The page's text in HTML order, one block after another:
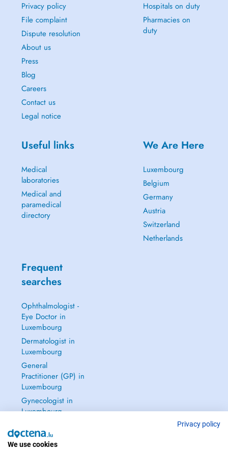
Privacy policy
File complaint
Dispute resolution
About us
Press
Blog
Careers
Contact us
Legal notice
Hospitals on duty
Pharmacies on
duty
Useful links
Medical
laboratories
Medical and
paramedical
directory
We Are Here
Luxembourg
Belgium
Germany
Austria
Switzerland
Netherlands
Frequent
searches
Ophthalmologist -
Eye Doctor in
Luxembourg
Dermatologist in
Luxembourg
General
Practitioner (GP) in
Luxembourg
Gynecologist in
Luxembourg
Privacy policy
We use cookies